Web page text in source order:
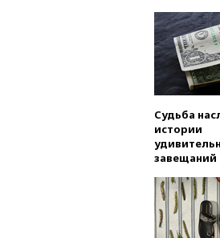
Судьба
истории
завещаний